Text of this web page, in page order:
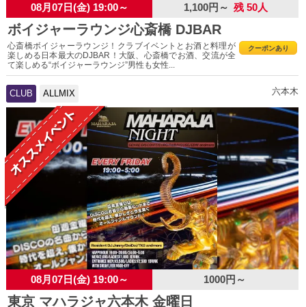
08月07日(金) 19:00～ 1,100円～ 残 50人
ボイジャーラウンジ心斎橋 DJBAR
クーポンあり
心斎橋ボイジャーラウンジ！クラブイベントとお酒と料理が
楽しめる日本最大のDJBAR！大阪、心斎橋でお酒、交流が全
て楽しめる“ボイジャーラウンジ”男性も女性...
CLUB ALLMIX 六本木
08月07日(金) 19:00～ 1000円～
東京 マハラジャ六本木 金曜日